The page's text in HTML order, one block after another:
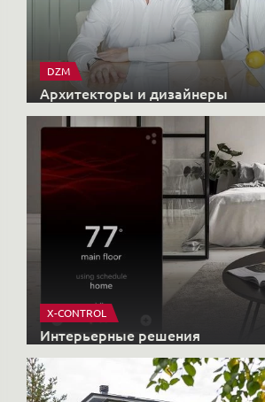
DZM
Архитекторы и дизайнеры
X-CONTROL
Интерьерные решения